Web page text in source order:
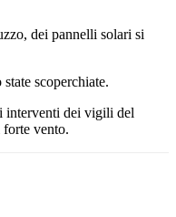
dei pannelli solari si
scoperchiate.
interventi dei vigili del
vento.